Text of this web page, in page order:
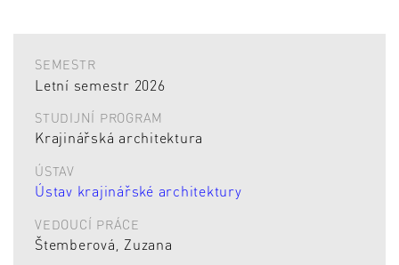
SEMESTR
Letní semestr 2026
STUDIJNÍ PROGRAM
Krajinářská architektura
ÚSTAV
Ústav krajinářské architektury
VEDOUCÍ PRÁCE
Štemberová, Zuzana